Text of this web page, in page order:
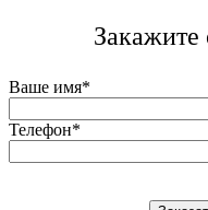
Закажите
Ваше имя*
Телефон*